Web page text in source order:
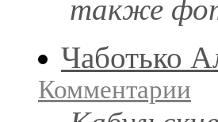
также
Чаботько
Комментарии